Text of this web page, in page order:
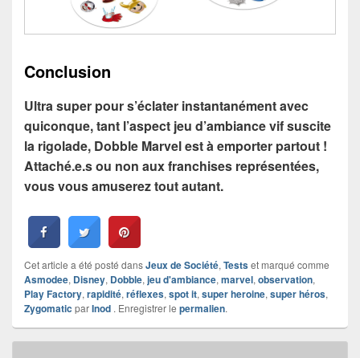
Conclusion
Ultra super pour s’éclater instantanément avec
quiconque, tant l’aspect jeu d’ambiance vif suscite
la rigolade, Dobble Marvel est à emporter partout !
Attaché.e.s ou non aux franchises représentées,
vous vous amuserez tout autant.
Cet article a été posté dansJeux de Société, Testset marqué comme
Asmodee, Disney, Dobble, jeu d'ambiance, marvel, observation,
Play Factory, rapidité, réflexes, spot it, super heroine, super héros,
Zygomatic parInod . Enregistrer le permalien.